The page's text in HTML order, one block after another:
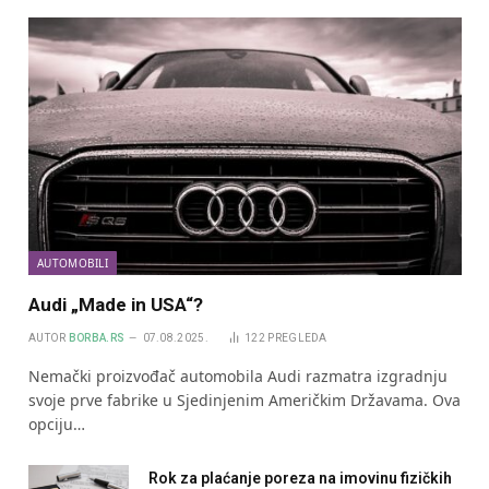
AUTOMOBILI
Audi „Made in USA“?
AUTOR BORBA.RS 07.08.2025. 122 PREGLEDA
Nemački proizvođač automobila Audi razmatra izgradnju
svoje prve fabrike u Sjedinjenim Američkim Državama. Ova
opciju…
Rok za plaćanje poreza na imovinu fizičkih